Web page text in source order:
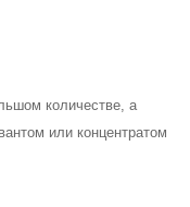
количестве, а
или концентратом